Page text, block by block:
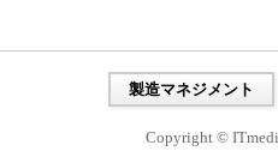
製造マネジメント
Copyright ©